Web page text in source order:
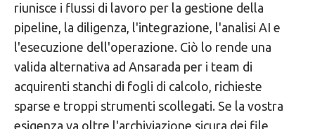
riunisce i flussi di lavoro per la gestione della
pipeline, la diligenza, l'integrazione, l'analisi AI e
l'esecuzione dell'operazione. Ciò lo rende una
valida alternativa ad Ansarada per i team di
acquirenti stanchi di fogli di calcolo, richieste
sparse e troppi strumenti scollegati. Se la vostra
esigenza va oltre l'archiviazione sicura dei file,